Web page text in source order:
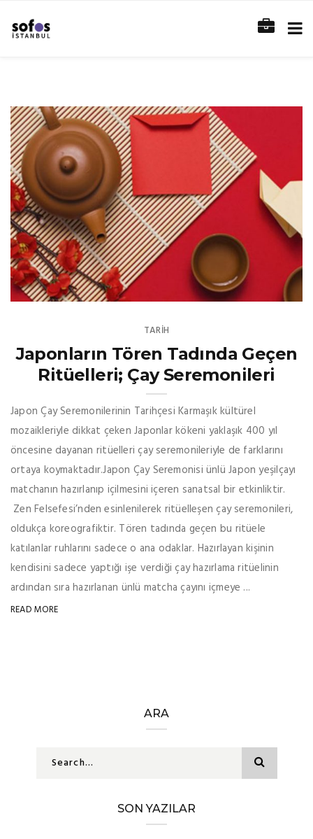
TARİH
Japonların Tören Tadında Geçen
Ritüelleri; Çay Seremonileri
Japon Çay Seremonilerinin Tarihçesi Karmaşık kültürel
mozaikleriyle dikkat çeken Japonlar kökeni yaklaşık 400 yıl
öncesine dayanan ritüelleri çay seremonileriyle de farklarını
ortaya koymaktadır.Japon Çay Seremonisi ünlü Japon yeşilçayı
matchanın hazırlanıp içilmesini içeren sanatsal bir etkinliktir.
Zen Felsefesi’nden esinlenilerek ritüelleşen çay seremonileri,
oldukça koreografiktir. Tören tadında geçen bu ritüele
katılanlar ruhlarını sadece o ana odaklar. Hazırlayan kişinin
kendisini sadece yaptığı işe verdiği çay hazırlama ritüelinin
ardından sıra hazırlanan ünlü matcha çayını içmeye ...
READ MORE
ARA
SON YAZILAR